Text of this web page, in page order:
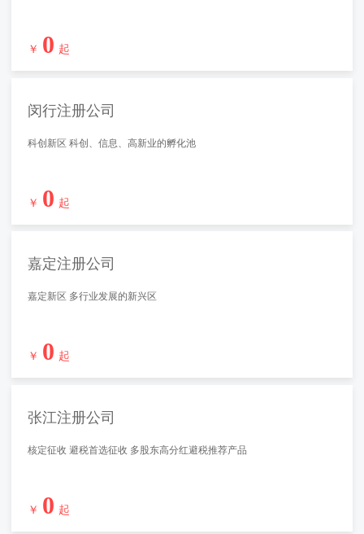
￥ 0 起
闵行注册公司
科创新区 科创、信息、高新业的孵化池
￥ 0 起
嘉定注册公司
嘉定新区 多行业发展的新兴区
￥ 0 起
张江注册公司
核定征收 避税首选征收 多股东高分红避税推荐产品
￥ 0 起